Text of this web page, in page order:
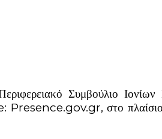
Συμβούλιο
Presence.gov.gr, στο